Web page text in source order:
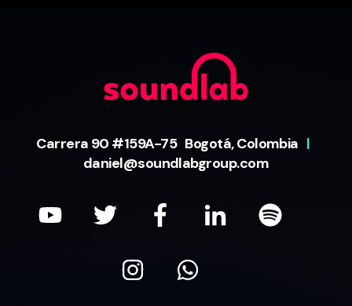
Carrera 90 #159A-75 Bogotá, Colombia |
daniel@soundlabgroup.com